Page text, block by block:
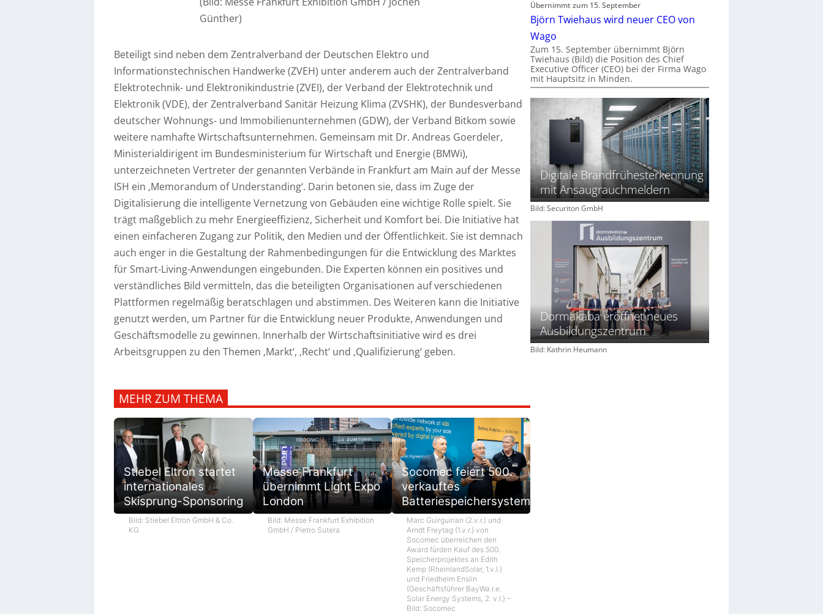
Günther)
Beteiligt sind neben dem Zentralverband der Deutschen Elektro und
Informationstechnischen Handwerke (ZVEH) unter anderem auch der Zentralverband
Elektrotechnik- und Elektronikindustrie (ZVEI), der Verband der Elektrotechnik und
Elektronik (VDE), der Zentralverband Sanitär Heizung Klima (ZVSHK), der Bundesverband
deutscher Wohnungs- und Immobilienunternehmen (GDW), der Verband Bitkom sowie
weitere namhafte Wirtschaftsunternehmen. Gemeinsam mit Dr. Andreas Goerdeler,
Ministerialdirigent im Bundesministerium für Wirtschaft und Energie (BMWi),
unterzeichneten Vertreter der genannten Verbände in Frankfurt am Main auf der Messe
ISH ein ‚Memorandum of Understanding‘. Darin betonen sie, dass im Zuge der
Digitalisierung die intelligente Vernetzung von Gebäuden eine wichtige Rolle spielt. Sie
trägt maßgeblich zu mehr Energieeffizienz, Sicherheit und Komfort bei. Die Initiative hat
einen einfacheren Zugang zur Politik, den Medien und der Öffentlichkeit. Sie ist demnach
auch enger in die Gestaltung der Rahmenbedingungen für die Entwicklung des Marktes
für Smart-Living-Anwendungen eingebunden. Die Experten können ein positives und
verständliches Bild vermitteln, das die beteiligten Organisationen auf verschiedenen
Plattformen regelmäßig beratschlagen und abstimmen. Des Weiteren kann die Initiative
genutzt werden, um Partner für die Entwicklung neuer Produkte, Anwendungen und
Geschäftsmodelle zu gewinnen. Innerhalb der Wirtschaftsinitiative wird es drei
Arbeitsgruppen zu den Themen ‚Markt‘, ‚Recht‘ und ‚Qualifizierung‘ geben.
MEHR ZUM THEMA
Stiebel Eltron startet
internationales
Skisprung-Sponsoring
Bild: Stiebel Eltron GmbH & Co.
KG
Messe Frankfurt
übernimmt Light Expo
London
Bild: Messe Frankfurt Exhibition
GmbH / Pietro Sutera
Socomec feiert 500.
verkauftes
Batteriespeichersystem
Marc Guirguirian (2.v.r.) und
Arndt Freytag (1.v.r.) von
Socomec überreichen den
Award fürden Kauf des 500.
Speicherprojektes an Edith
Kemp (RheinlandSolar, 1.v.l.)
und Friedhelm Enslin
(Geschäftsführer BayWa r.e.
Solar Energy Systems, 2. v.l.) –
Bild: Socomec
Übernimmt zum 15. September
Björn Twiehaus wird neuer CEO von
Wago
Zum 15. September übernimmt Björn
Twiehaus (Bild) die Position des Chief
Executive Officer (CEO) bei der Firma Wago
mit Hauptsitz in Minden.
Digitale Brandfrühesterkennung
mit Ansaugrauchmeldern
Bild: Securiton GmbH
Dormakaba eröffnet neues
Ausbildungszentrum
Bild: Kathrin Heumann